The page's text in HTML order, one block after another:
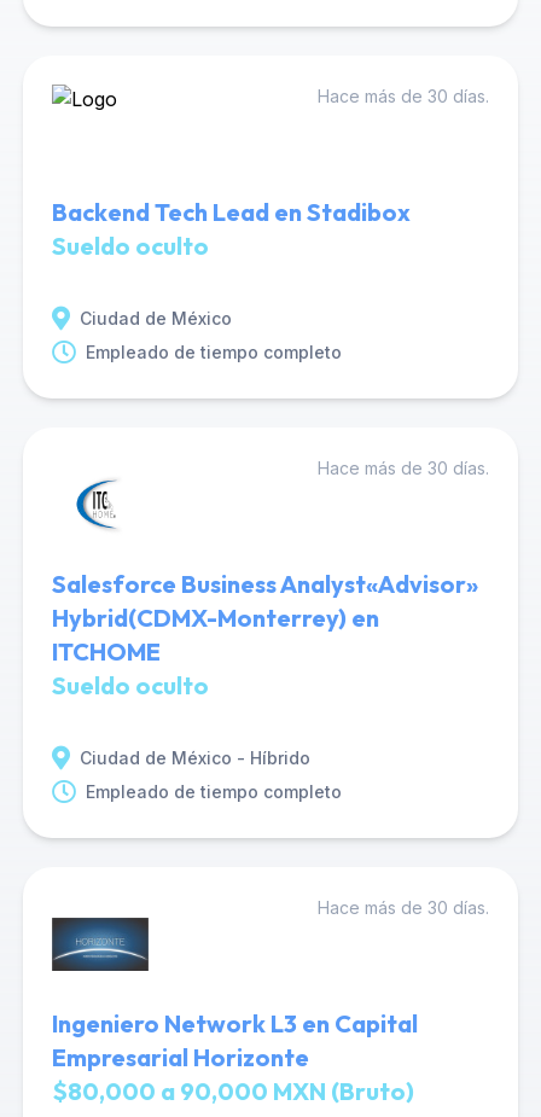
Hace más de 30 días.
Backend Tech Lead en Stadibox
Sueldo oculto
Ciudad de México
Empleado de tiempo completo
Hace más de 30 días.
Salesforce Business Analyst«Advisor»
Hybrid(CDMX-Monterrey) en
ITCHOME
Sueldo oculto
Ciudad de México - Híbrido
Empleado de tiempo completo
Hace más de 30 días.
Ingeniero Network L3 en Capital
Empresarial Horizonte
$80,000 a 90,000 MXN (Bruto)